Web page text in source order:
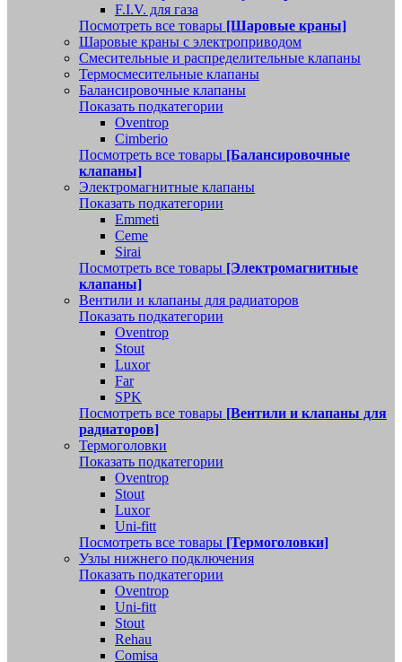
F.I.V. для газа
Посмотреть все товары [Шаровые краны]
Шаровые краны с электроприводом
Смесительные и распределительные клапаны
Термосмесительные клапаны
Балансировочные клапаны
Показать подкатегории
Oventrop
Cimberio
Посмотреть все товары [Балансировочные
клапаны]
Электромагнитные клапаны
Показать подкатегории
Emmeti
Ceme
Sirai
Посмотреть все товары [Электромагнитные
клапаны]
Вентили и клапаны для радиаторов
Показать подкатегории
Oventrop
Stout
Luxor
Far
SPK
Посмотреть все товары [Вентили и клапаны для
радиаторов]
Термоголовки
Показать подкатегории
Oventrop
Stout
Luxor
Uni-fitt
Посмотреть все товары [Термоголовки]
Узлы нижнего подключения
Показать подкатегории
Oventrop
Uni-fitt
Stout
Rehau
Comisa